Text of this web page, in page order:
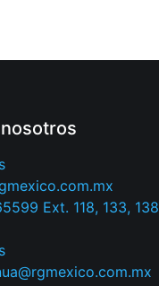
Ext. 118, 133, 138